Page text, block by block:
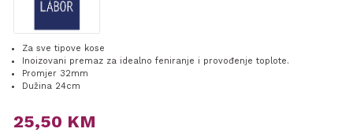
Za sve tipove kose
Inoizovani premaz za idealno feniranje i provođenje toplote.
Promjer 32mm
Dužina 24cm
25,50 KM